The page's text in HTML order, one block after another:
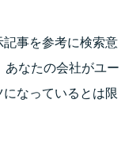
事を参考に検索意
あなたの会社がユー
なっているとは限